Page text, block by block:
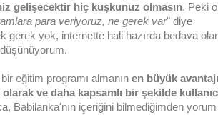
gelişecektir hiç kuşkunuz olmasın. Peki o
para veriyoruz, ne gerek var" diye
gerek yok, internette hali hazırda bedava
eğitim programı almanın en büyük avantajı
ve daha kapsamlı bir şekilde
Babilanka'nın içeriğini bilmediğimden yorum